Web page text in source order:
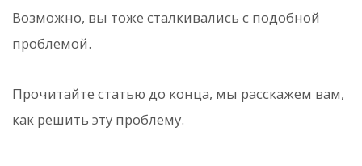
Возможно, вы тоже сталкивались с подобной
проблемой.
Прочитайте статью до конца, мы расскажем вам,
как решить эту проблему.